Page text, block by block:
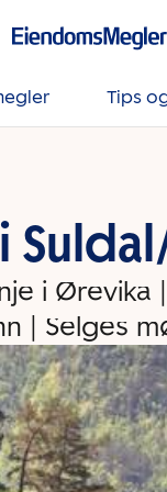
Tips
i Ørevika
| Selges